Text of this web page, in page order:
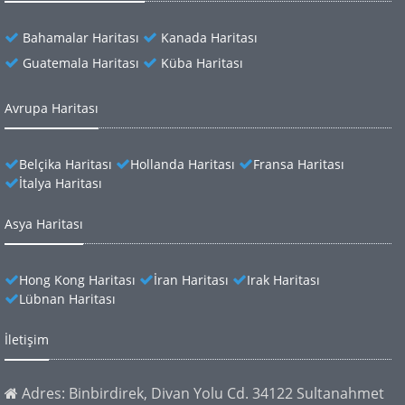
Bahamalar Haritası
Kanada Haritası
Guatemala Haritası
Küba Haritası
Avrupa Haritası
Belçika Haritası Hollanda Haritası
Fransa Haritası
İtalya Haritası
Asya Haritası
Hong Kong Haritası İran Haritası
Irak Haritası
Lübnan Haritası
İletişim
Adres: Binbirdirek, Divan Yolu Cd. 34122 Sultanahmet